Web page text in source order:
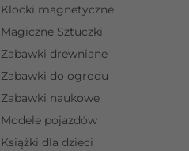
Klocki magnetyczne
Magiczne Sztuczki
Zabawki drewniane
Zabawki do ogrodu
Zabawki naukowe
Modele pojazdów
Książki dla dzieci